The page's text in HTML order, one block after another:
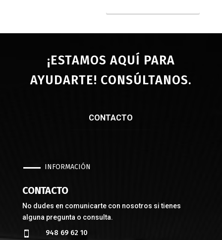
¡ESTAMOS AQUÍ PARA
AYUDARTE! CONSÚLTANOS.
CONTACTO
INFORMACIÓN
CONTACTO
No dudes en comunicarte con nosotros si tienes
alguna pregunta o consulta.
 948 69 62 10